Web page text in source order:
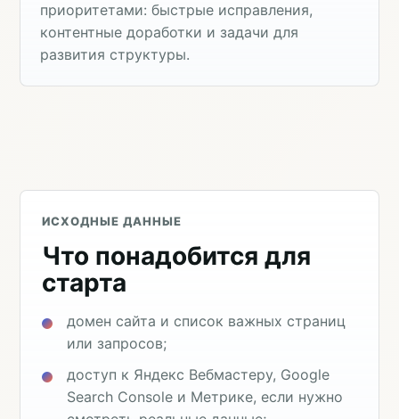
приоритетами: быстрые исправления,
контентные доработки и задачи для
развития структуры.
ИСХОДНЫЕ ДАННЫЕ
Что понадобится для
старта
домен сайта и список важных страниц
или запросов;
доступ к Яндекс Вебмастеру, Google
Search Console и Метрике, если нужно